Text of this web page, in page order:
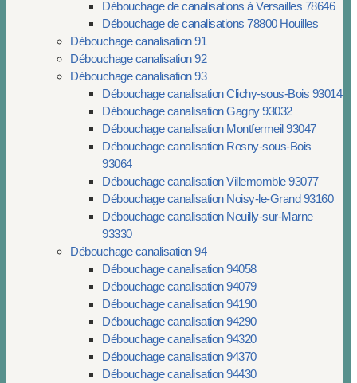
Débouchage de canalisations à Versailles 78646
Débouchage de canalisations 78800 Houilles
Débouchage canalisation 91
Débouchage canalisation 92
Débouchage canalisation 93
Débouchage canalisation Clichy-sous-Bois 93014
Débouchage canalisation Gagny 93032
Débouchage canalisation Montfermeil 93047
Débouchage canalisation Rosny-sous-Bois
93064
Débouchage canalisation Villemomble 93077
Débouchage canalisation Noisy-le-Grand 93160
Débouchage canalisation Neuilly-sur-Marne
93330
Débouchage canalisation 94
Débouchage canalisation 94058
Débouchage canalisation 94079
Débouchage canalisation 94190
Débouchage canalisation 94290
Débouchage canalisation 94320
Débouchage canalisation 94370
Débouchage canalisation 94430